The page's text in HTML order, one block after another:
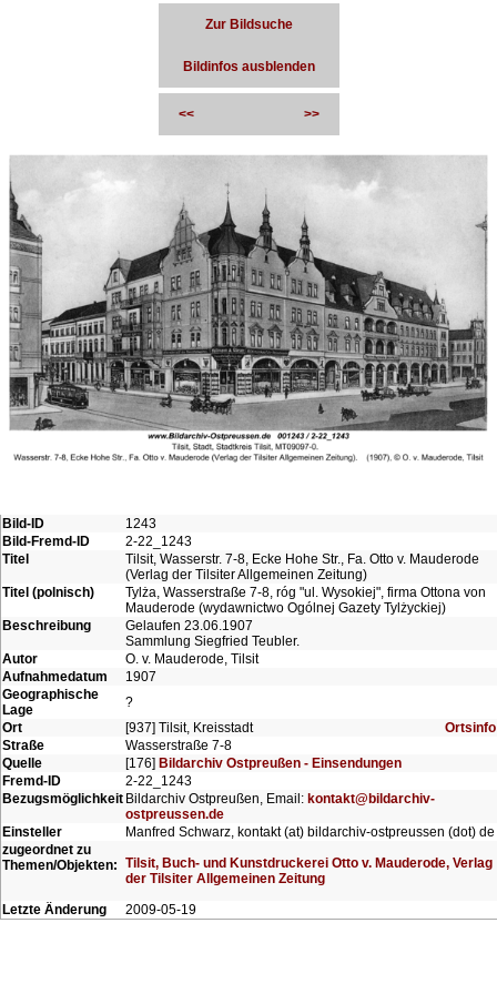
Zur Bildsuche
Bildinfos ausblenden
<< >>
Bild-ID
1243
Bild-Fremd-ID
2-22_1243
Titel
Tilsit, Wasserstr. 7-8, Ecke Hohe Str., Fa. Otto v. Mauderode
(Verlag der Tilsiter Allgemeinen Zeitung)
Titel (polnisch)
Tylża, Wasserstraße 7-8, róg "ul. Wysokiej", firma Ottona von
Mauderode (wydawnictwo Ogólnej Gazety Tylżyckiej)
Beschreibung
Gelaufen 23.06.1907
Sammlung Siegfried Teubler.
Autor
O. v. Mauderode, Tilsit
Aufnahmedatum
1907
Geographische
Lage
?
Ort
[937] Tilsit, Kreisstadt
Ortsinfo
Straße
Wasserstraße 7-8
Quelle
[176] Bildarchiv Ostpreußen - Einsendungen
Fremd-ID
2-22_1243
Bezugsmöglichkeit Bildarchiv Ostpreußen, Email: kontakt@bildarchiv-
ostpreussen.de
Einsteller
Manfred Schwarz, kontakt (at) bildarchiv-ostpreussen (dot) de
zugeordnet zu
Themen/Objekten: Tilsit, Buch- und Kunstdruckerei Otto v. Mauderode, Verlag
der Tilsiter Allgemeinen Zeitung
Letzte Änderung
2009-05-19